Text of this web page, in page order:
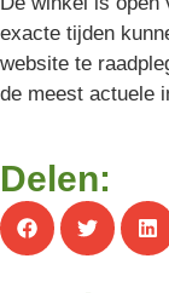
exacte tijden
website te
de meest actuele
Delen: